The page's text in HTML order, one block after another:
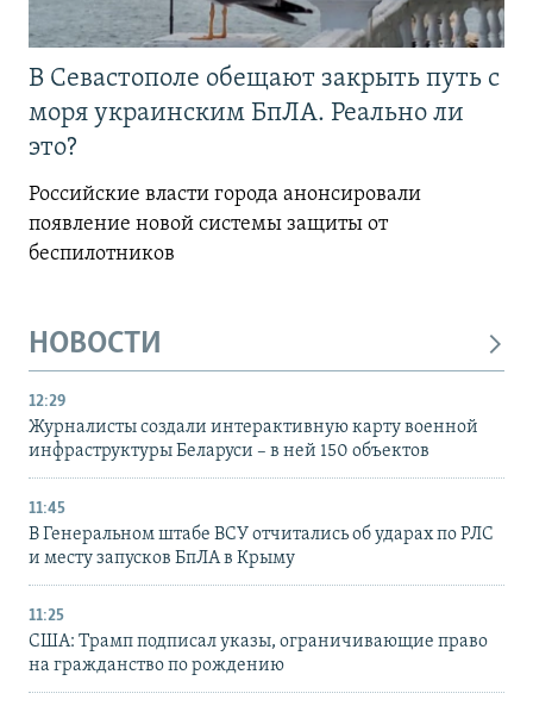
В Севастополе обещают закрыть путь с
моря украинским БпЛА. Реально ли
это?
Российские власти города анонсировали
появление новой системы защиты от
беспилотников
НОВОСТИ
12:29
Журналисты создали интерактивную карту военной
инфраструктуры Беларуси – в ней 150 объектов
11:45
В Генеральном штабе ВСУ отчитались об ударах по РЛС
и месту запусков БпЛА в Крыму
11:25
США: Трамп подписал указы, ограничивающие право
на гражданство по рождению